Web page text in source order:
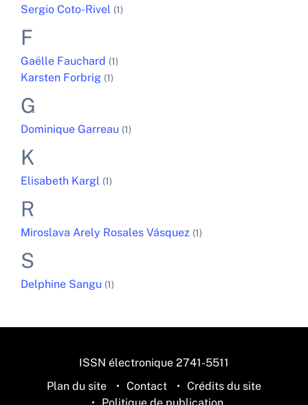
Sergio Coto-Rivel (1)
F
Gaëlle Fauchard (1)
Karsten Forbrig (1)
G
Dominique Garreau (1)
K
Elisabeth Kargl (1)
R
Miroslava Arely Rosales Vásquez (1)
S
Delphine Sangu (1)
ISSN électronique 2741-5511
Plan du site
Contact
Crédits du site